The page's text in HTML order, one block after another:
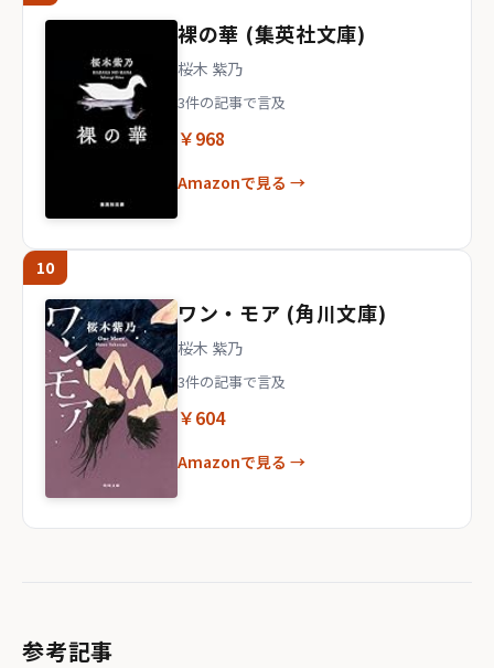
裸の華 (集英社文庫)
桜木 紫乃
3件の記事で言及
￥968
Amazonで見る →
10
ワン・モア (角川文庫)
桜木 紫乃
3件の記事で言及
￥604
Amazonで見る →
参考記事